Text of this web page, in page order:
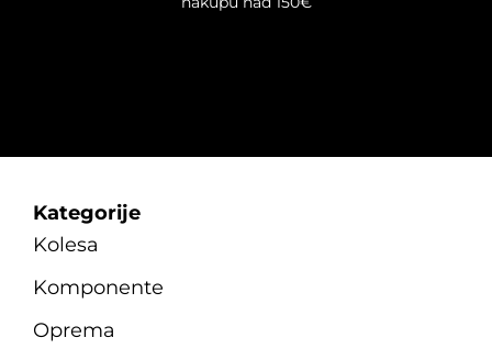
Kategorije
Kolesa
Komponente
Oprema